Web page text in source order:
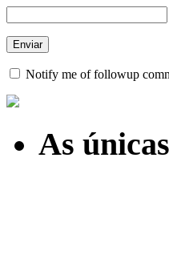
Notify me of followup
As